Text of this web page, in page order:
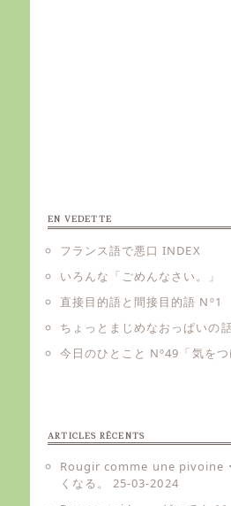
EN VEDETTE
フランス語で悪口 INDEX
いろんな「ごめんなさい。」
直接目的語と間接目的語 Nº1
ちょっとまじめなおっぱいの
今日のひとこと Nº49「気をつ
ARTICLES RÉCENTS
Rougir comme une pivoine
くなる。
25-03-2024